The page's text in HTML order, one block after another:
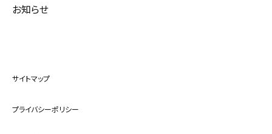
お知らせ
サイトマップ
プライバシーポリシー